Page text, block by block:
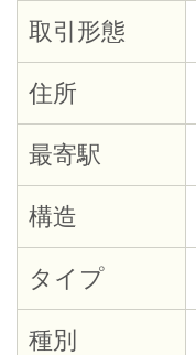
取引形態
住所
最寄駅
構造
タイプ
種別